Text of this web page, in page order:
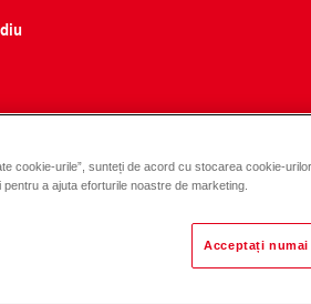
cookie-urile”, sunteți de acord cu stocarea cookie-
a ajuta eforturile noastre de marketing.
Acceptați